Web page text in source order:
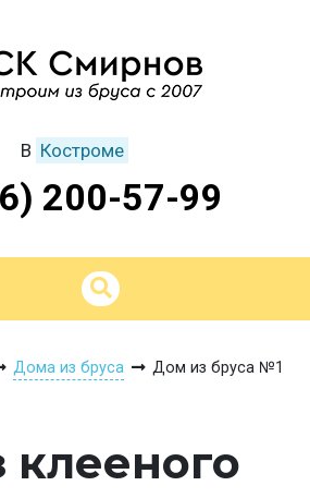
В Костроме
200-57-99
Дома из бруса Дом из бруса №1